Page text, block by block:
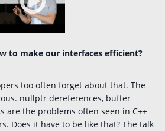
to make our interfaces efficient?
too often forget about that. The
nullptr dereferences, buffer
are the problems often seen in C++
Does it have to be like that? The talk